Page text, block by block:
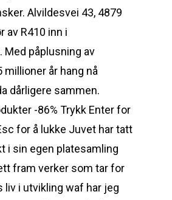
Alvildesvei 43, 4879
av R410 inn i
Med påplusning av
år hang nå
dårligere sammen.
-86% Trykk Enter for
for å lukke Juvet har tatt
i sin egen platesamling
fram verker som tar for
liv i utvikling waf har jeg